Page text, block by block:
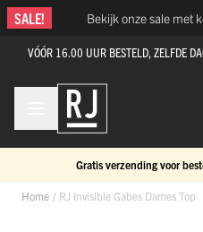
Ga naar de inhoud
SALE! Bekijk onze sale met
VÓÓR 16.00 UUR BESTELD, ZELFDE
Gratis verzending voor
Home / RJ Invisible Gabes Dames Top